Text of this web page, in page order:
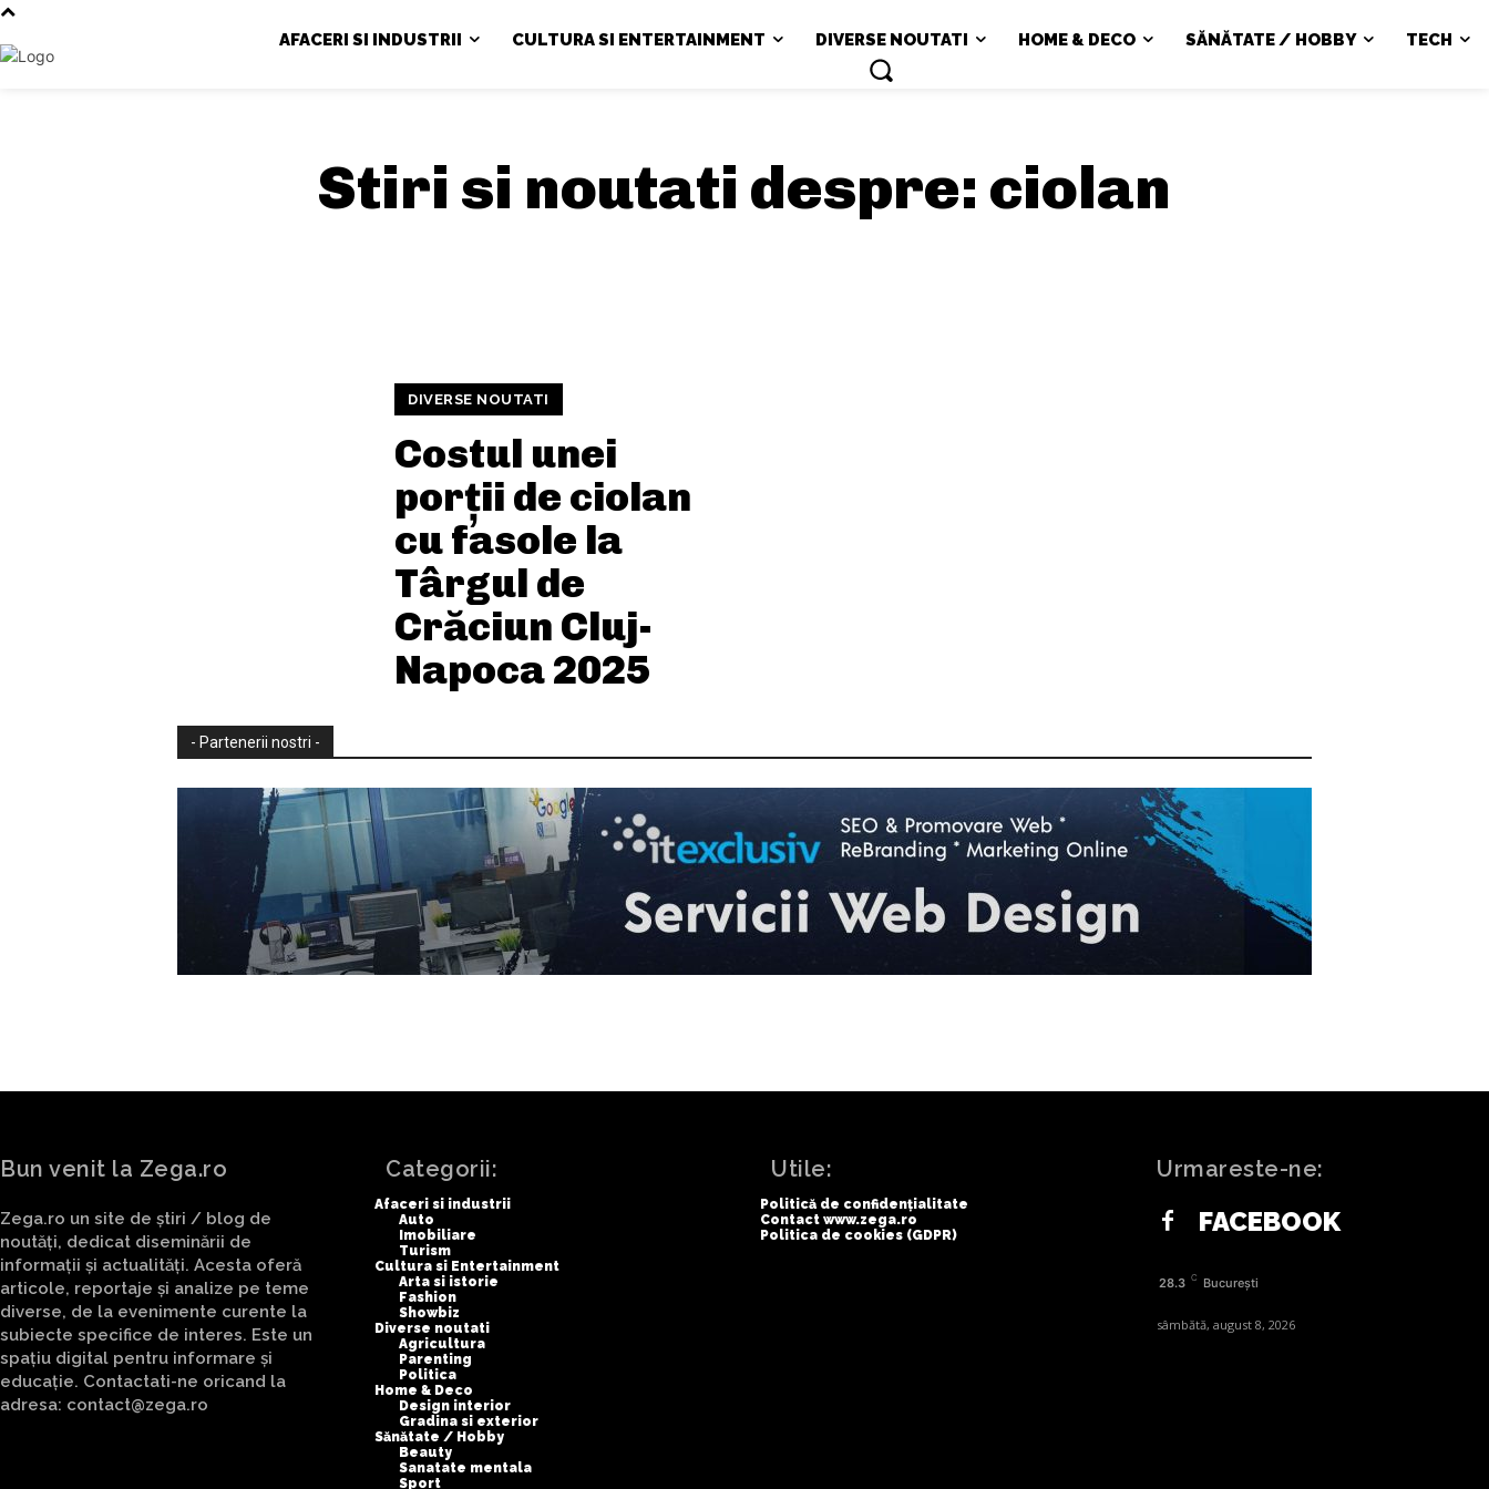
AFACERI SI INDUSTRII CULTURA SI ENTERTAINMENT DIVERSE NOUTATI HOME & DECO SĂNĂTATE / HOBBY TECH
Stiri si noutati despre: ciolan
DIVERSE NOUTATI
Costul unei
porții de ciolan
cu fasole la
Târgul de
Crăciun Cluj-
Napoca 2025
- Partenerii nostri -
Bun venit la Zega.ro
Zega.ro un site de știri / blog de
noutăți, dedicat diseminării de
informații și actualități. Acesta oferă
articole, reportaje și analize pe teme
diverse, de la evenimente curente la
subiecte specifice de interes. Este un
spațiu digital pentru informare și
educație. Contactati-ne oricand la
adresa: contact@zega.ro
Categorii:
Afaceri si industrii
Auto
Imobiliare
Turism
Cultura si Entertainment
Arta si istorie
Fashion
Showbiz
Diverse noutati
Agricultura
Parenting
Politica
Home & Deco
Design interior
Gradina si exterior
Sănătate / Hobby
Beauty
Sanatate mentala
Sport
Utile:
Politică de confidențialitate
Contact www.zega.ro
Politica de cookies (GDPR)
Urmareste-ne:
FACEBOOK
28.3 C București
sâmbătă, august 8, 2026